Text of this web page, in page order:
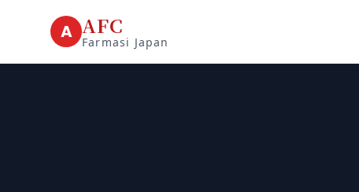
A AFC
Farmasi Japan